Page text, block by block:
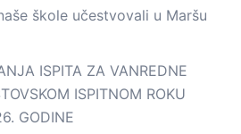
škole učestvovali u Maršu
ISPITA ZA VANREDNE
ISPITNOM ROKU
GODINE